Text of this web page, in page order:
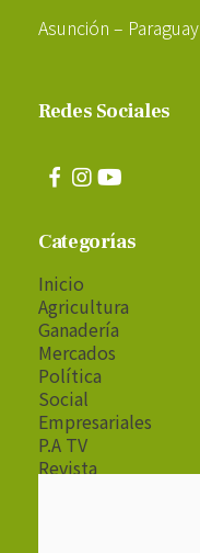
Asunción – Paraguay
Redes Sociales
Categorías
Inicio
Agricultura
Ganadería
Mercados
Política
Social
Empresariales
P.A TV
Revista